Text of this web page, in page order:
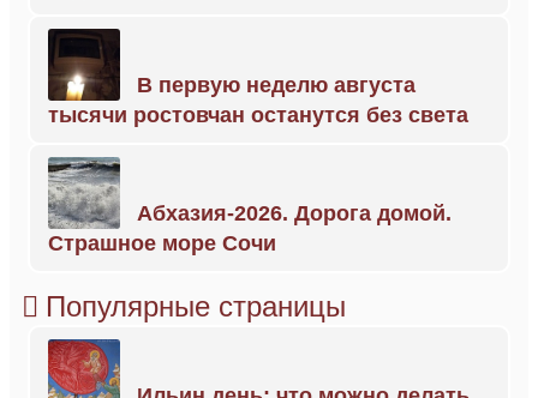
В первую неделю августа
тысячи ростовчан останутся без света
Абхазия-2026. Дорога домой.
Страшное море Сочи
Популярные страницы